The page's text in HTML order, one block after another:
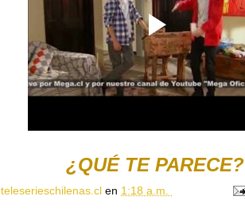
¿QUÉ TE PARECE?
teleserieschilenas.cl en 1:18 a.m.